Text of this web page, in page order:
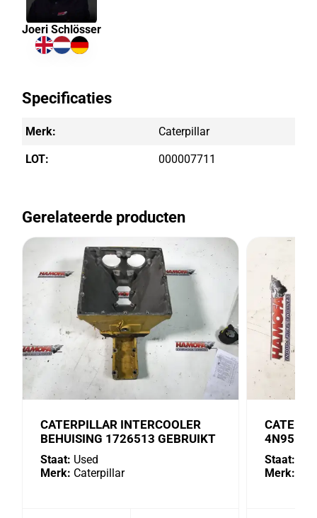
Joeri Schlösser
Specificaties
Merk: Caterpillar
LOT: 000007711
Gerelateerde producten
CATERPILLAR INTERCOOLER
BEHUISING 1726513 GEBRUIKT
Staat: Used
Merk: Caterpillar
4N9518
Staat:
Merk: